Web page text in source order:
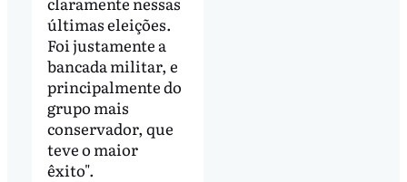
últimas eleições.
Foi justamente a
bancada militar, e
principalmente do
grupo mais
conservador, que
teve o maior
êxito".